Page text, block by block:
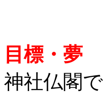
目標・夢
神社仏閣で